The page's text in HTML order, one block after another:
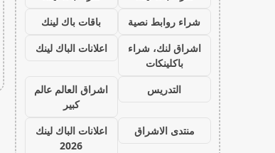
شراء روابط نصية
باقات باك لينك
اشراق لنك، شراء
باكلينكات
اعلانات الباك لينك
التدريس
اشراق العالم عالم
كبير
منتدى الاشراق
اعلانات الباك لينك
2026